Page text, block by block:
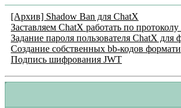
[Архив] Shadow Ban для ChatX
Заставляем ChatX работать по
Задание пароля пользователя ChatX
Создание собственных bb-кодов
Подпись шифрования JWT